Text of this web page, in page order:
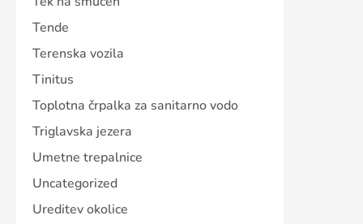
Tende
Terenska vozila
Tinitus
Toplotna črpalka za sanitarno vodo
Triglavska jezera
Umetne trepalnice
Uncategorized
Ureditev okolice